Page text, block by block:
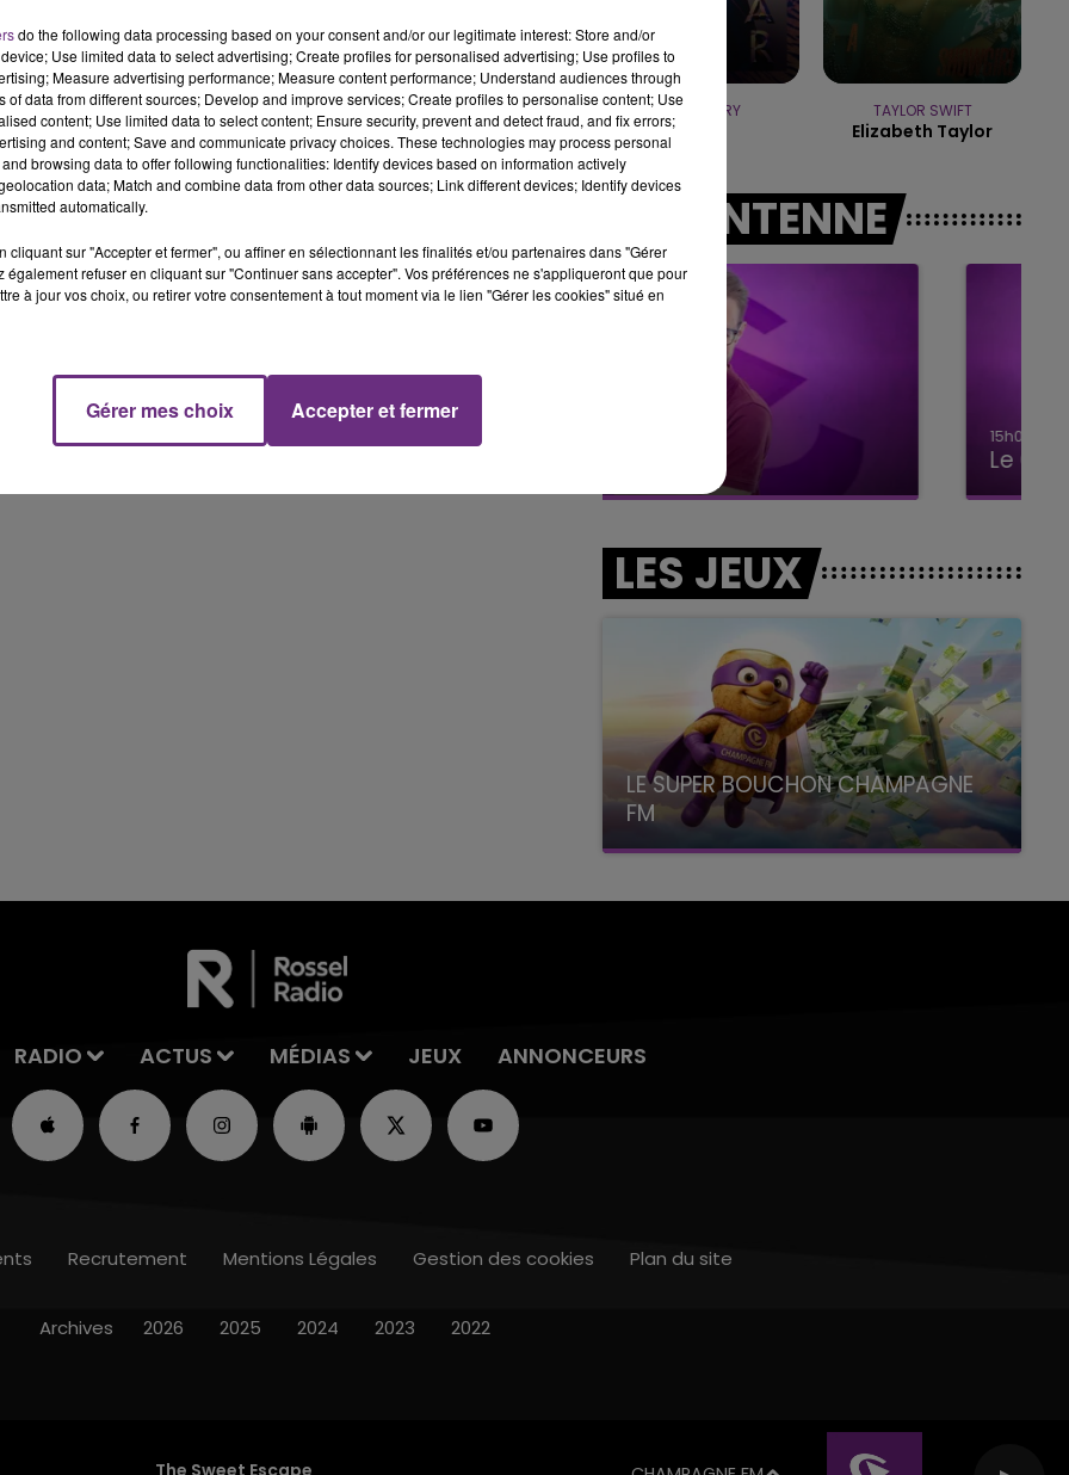
L'INSPECTION DU TRAVAIL RAPPELLE À
L'ORDRE SUR LES CONDITIONS DE...
Alors que les dates de début des vendange
2026 s'est avéré être plus précoce que prévu,
l'inspection du Travail en profite pour rappeler
les conditions de...
KATY PERRY TAYLOR SWIFT
Elizabeth Taylor
A L'ANTENNE
Le Club Champagne FM
LES JEUX
LE SUPER BOUCHON CHAMPAGNE
FM
avec La Famille Champagne FM, à 8H10
RADIO ACTUS MÉDIAS JEUX ANNONCEURS
The Sweet Escape
Recrutement Mentions Légales Gestion des cookies Plan du site
Archives 2026 2025 2024 2023 2022
do the following data processing based on your consent and/or our legitimate interest: Store and/or
Use limited data to select advertising; Create profiles for personalised advertising; Use profiles to
Measure advertising performance; Measure content performance; Understand audiences through
of data from different sources; Develop and improve services; Create profiles to personalise content; Use
content; Use limited data to select content; Ensure security, prevent and detect fraud, and fix errors;
and content; Save and communicate privacy choices. These technologies may process personal
browsing data to offer following functionalities: Identify devices based on information actively
data; Match and combine data from other data sources; Link different devices; Identify devices
automatically.
cliquant sur "Accepter et fermer", ou affiner en sélectionnant les finalités et/ou partenaires dans "Gérer
également refuser en cliquant sur "Continuer sans accepter". Vos préférences ne s'appliqueront que pour
à jour vos choix, ou retirer votre consentement à tout moment via le lien "Gérer les cookies" situé en
Gérer mes choix Accepter et fermer